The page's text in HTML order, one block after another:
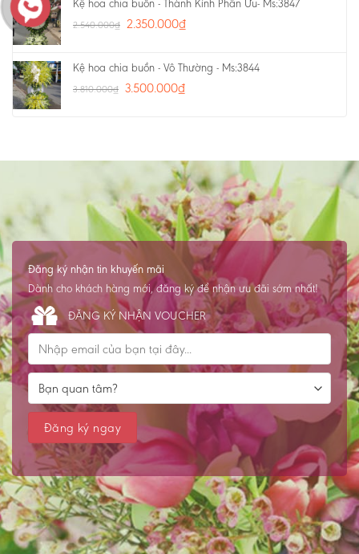
Kệ hoa chia buồn - Thành Kính Phân Ưu- Ms:3847
2.540.000₫ 2.350.000₫
Kệ hoa chia buồn - Vô Thường - Ms:3844
3.810.000₫ 3.500.000₫
Đăng ký nhận tin khuyến mãi
Dành cho khách hàng mới, đăng ký để nhận ưu đãi sớm nhất!
ĐĂNG KÝ NHẬN VOUCHER